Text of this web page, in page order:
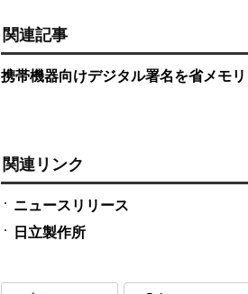
関連記事
携帯機器向けデジタル署名を省メモ
関連リンク
ニュースリリース
日立製作所